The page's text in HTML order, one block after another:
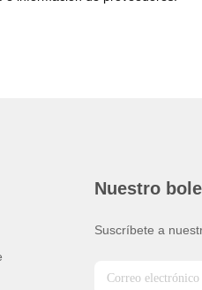
Nuestro
Suscríbete a